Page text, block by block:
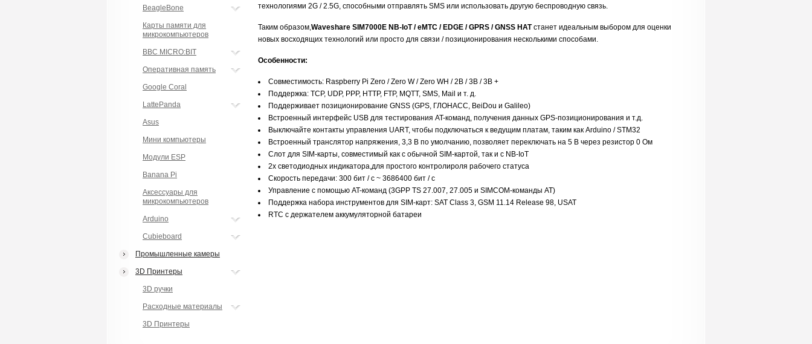
BeagleBone
Карты памяти для
микрокомпьютеров
BBC MICRO:BIT
Оперативная память
Google Coral
LattePanda
Asus
Мини компьютеры
Модули ESP
Banana Pi
Аксессуары для
микрокомпьютеров
Arduino
Cubieboard
Промышленные камеры
3D Принтеры
3D ручки
Расходные материалы
3D Принтеры
технологиями 2G / 2.5G, способными отправлять SMS или использовать другую беспроводную связь.
Таким образом,Waveshare SIM7000E NB-IoT / eMTC / EDGE / GPRS / GNSS HATстанет идеальным выбором для оценки
новых восходящих технологий или просто для связи / позиционирования несколькими способами.
Особенности:
Совместимость: Raspberry Pi Zero / Zero W / Zero WH / 2B / 3B / 3B +
Поддержка: TCP, UDP, PPP, HTTP, FTP, MQTT, SMS, Mail и т. д.
Поддерживает позиционирование GNSS (GPS, ГЛОНАСС, BeiDou и Galileo)
Встроенный интерфейс USB для тестирования AT-команд, получения данных GPS-позиционирования и т.д.
Выключайте контакты управления UART, чтобы подключаться к ведущим платам, таким как Arduino / STM32
Встроенный транслятор напряжения, 3,3 В по умолчанию, позволяет переключать на 5 В через резистор 0 Ом
Слот для SIM-карты, совместимый как с обычной SIM-картой, так и с NB-IoT
2x светодиодных индикатора,для простого контролироля рабочего статуса
Скорость передачи: 300 бит / с ~ 3686400 бит / с
Управление с помощью AT-команд (3GPP TS 27.007, 27.005 и SIMCOM-команды AT)
Поддержка набора инструментов для SIM-карт: SAT Class 3, GSM 11.14 Release 98, USAT
RTC с держателем аккумуляторной батареи